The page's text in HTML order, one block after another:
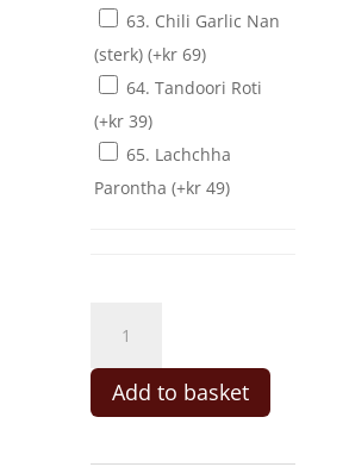
63. Chili Garlic Nan
(sterk)(+kr 69)
64. Tandoori Roti
(+kr 39)
65. Lachchha
Parontha(+kr 49)
Kylling
Tikka
(M,
C,
Add to basket